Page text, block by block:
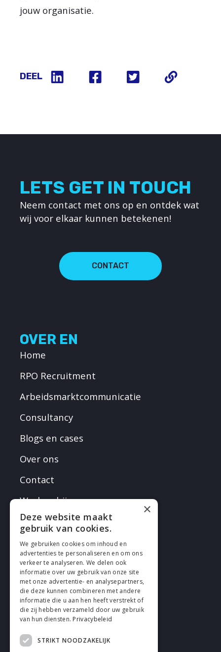
jouw organisatie.
DEEL
LETS GET IN TOUCH
Neem contact met ons op en ontdek wat
wij voor elkaar kunnen betekenen!
CONTACT
OVER EN
Home
RPO Recruitment
Arbeidsmarktcommunicatie
Consultancy
Blogs en cases
Over ons
Contact
Werken bij
VOLG EN
Cookies
×
Deze website maakt
gebruik van cookies.
We gebruiken cookies om inhoud en
advertenties te personaliseren en om ons
verkeer te analyseren. We delen ook
informatie over uw gebruik van onze site
met onze advertentie- en analysepartners,
die deze kunnen combineren met andere
informatie die u aan hen heeft verstrekt of
die zij hebben verzameld door uw gebruik
van hun diensten. Privacybeleid
STRIKT NOODZAKELIJK